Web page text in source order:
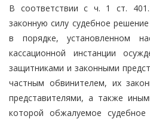
В соответствии с ч. 1 ст.
законную силу судебное
в порядке, установленном
кассационной инстанции
защитниками и законными
частным обвинителем, их
представителями, а также
которой обжалуемое